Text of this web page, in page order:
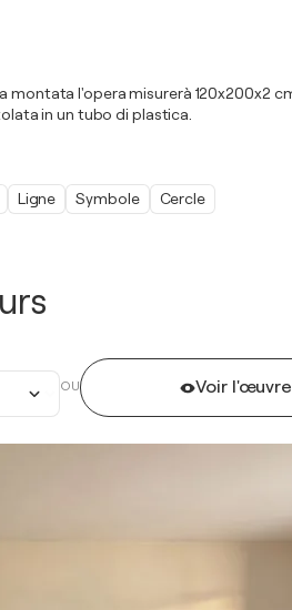
OU Voir
l'opera misurerà 120x200x2
in un tubo di plastica.
Ligne Symbole Cercle